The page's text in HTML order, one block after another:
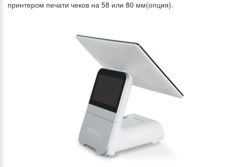
принтером печати чеков на 58 или 80 мм(опция).